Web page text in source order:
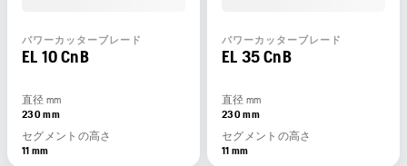
パワーカッターブレード
EL 10 CnB
直径 mm
230 mm
セグメントの高さ
11 mm
パワーカッターブレード
EL 35 CnB
直径 mm
230 mm
セグメントの高さ
11 mm